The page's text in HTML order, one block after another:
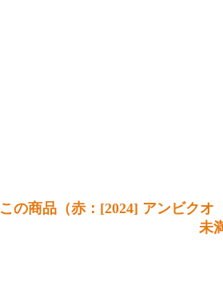
この商品（赤：[2024] アンビク
未